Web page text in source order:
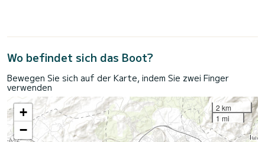
Wo befindet sich das Boot?
Bewegen Sie sich auf der Karte, indem Sie zwei Finger
verwenden
+
−
2 km
1 mi